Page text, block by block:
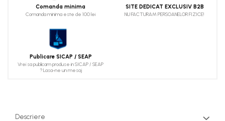
Comanda minima
Comanda minima este de 100 lei
SITE DEDICAT EXCLUSIV B2B
NU FACTURAM PERSOANELOR FIZICE!
Publicare SICAP / SEAP
Vrei sa publicam produse in SICAP / SEAP
? Lasa-ne un mesaj
Descriere